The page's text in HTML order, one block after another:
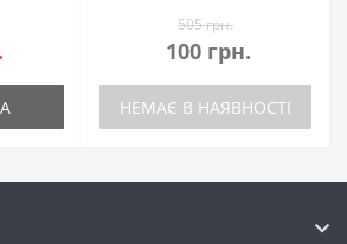
505 грн.
100 грн.
НЕМАЄ В НАЯВНОСТІ